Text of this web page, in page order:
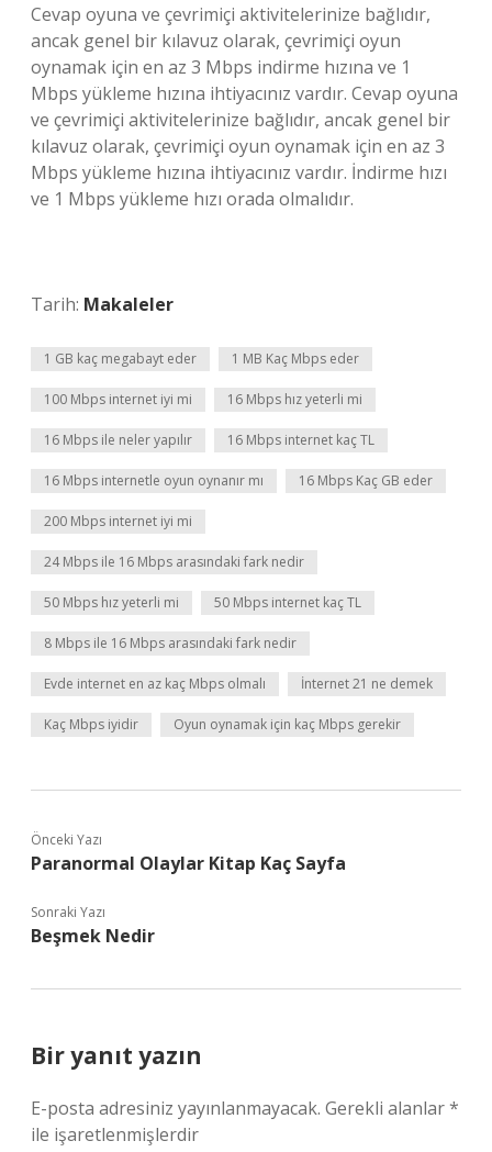
Cevap oyuna ve çevrimiçi aktivitelerinize bağlıdır,
ancak genel bir kılavuz olarak, çevrimiçi oyun
oynamak için en az 3 Mbps indirme hızına ve 1
Mbps yükleme hızına ihtiyacınız vardır. Cevap oyuna
ve çevrimiçi aktivitelerinize bağlıdır, ancak genel bir
kılavuz olarak, çevrimiçi oyun oynamak için en az 3
Mbps yükleme hızına ihtiyacınız vardır. İndirme hızı
ve 1 Mbps yükleme hızı orada olmalıdır.
Tarih: Makaleler
1 GB kaç megabayt eder 1 MB Kaç Mbps eder
100 Mbps internet iyi mi 16 Mbps hız yeterli mi
16 Mbps ile neler yapılır 16 Mbps internet kaç TL
16 Mbps internetle oyun oynanır mı 16 Mbps Kaç GB eder
200 Mbps internet iyi mi
24 Mbps ile 16 Mbps arasındaki fark nedir
50 Mbps hız yeterli mi 50 Mbps internet kaç TL
8 Mbps ile 16 Mbps arasındaki fark nedir
Evde internet en az kaç Mbps olmalı İnternet 21 ne demek
Kaç Mbps iyidir Oyun oynamak için kaç Mbps gerekir
Önceki Yazı
Paranormal Olaylar Kitap Kaç Sayfa
Sonraki Yazı
Beşmek Nedir
Bir yanıt yazın
E-posta adresiniz yayınlanmayacak. Gerekli alanlar*
ile işaretlenmişlerdir